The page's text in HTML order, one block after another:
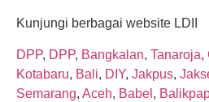
Kunjungi berbagai website LDII
DPP, DPP, Bangkalan, Tanaroja,
Kotabaru, Bali, DIY, Jakpus,
Semarang, Aceh, Babel ,